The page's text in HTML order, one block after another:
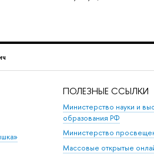
ПОЛЕЗНЫЕ ССЫЛКИ
Министерство науки и
образования РФ
Министерство
Массовые открытые